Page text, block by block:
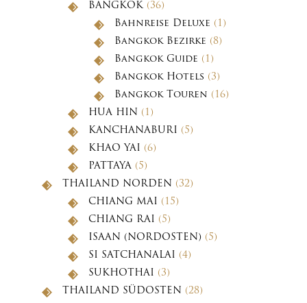
BANGKOK(36)
Bahnreise Deluxe (1)
Bangkok Bezirke (8)
Bangkok Guide (1)
Bangkok Hotels (3)
Bangkok Touren (16)
HUA HIN (1)
KANCHANABURI (5)
KHAO YAI (6)
PATTAYA (5)
THAILAND NORDEN (32)
CHIANG MAI (15)
CHIANG RAI (5)
ISAAN (NORDOSTEN) (5)
SI SATCHANALAI (4)
SUKHOTHAI (3)
THAILAND SÜDOSTEN (28)